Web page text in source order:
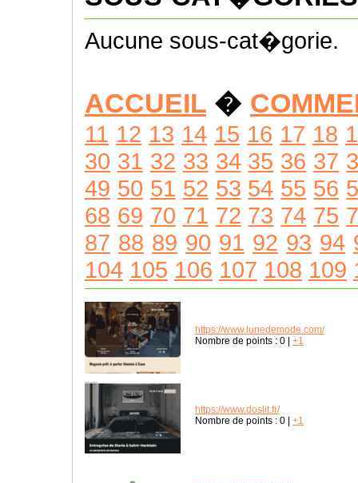
Aucune sous-cat�gorie.
ACCUEIL �
11 12 13 14 15 16 17 18
30 31 32 33 34 35 36 37
49 50 51 52 53 54 55 56
68 69 70 71 72 73 74 75
87 88 89 90 91 92 93 94
104 105 106 107 108 109
https://www.lunedemode.com/
Nombre de points : 0 +1
https://www.doslit.fr/
Nombre de points : 0 +1